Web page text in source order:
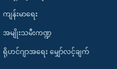
ကျန်းမာရေး
အမျိုးသမီးကဏ္ဍ
ရိုဟင်ဂျာအရေး မျှော်လင့်ချက်